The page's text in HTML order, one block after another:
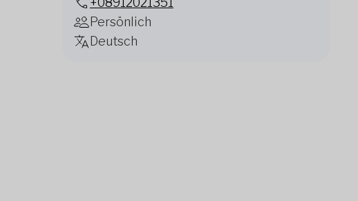
Persönlich
Deutsch